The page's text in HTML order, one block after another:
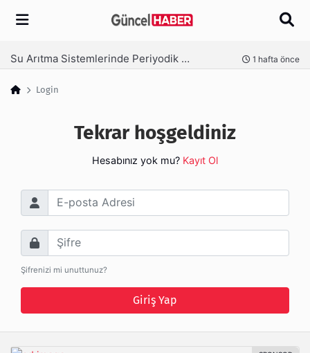
Arama
Su Arıtma Sistemlerinde Periyodik Bakım Neden Kritik? 1 hafta önce
Login
Tekrar hoşgeldiniz
Hesabınız yok mu? Kayıt Ol
E-posta Adresi
Şifre
Şifrenizi mi unuttunuz?
Giriş Yap